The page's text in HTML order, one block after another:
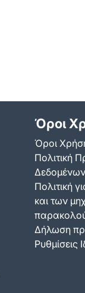
Όροι
Όροι
Πολιτική
Δεδομένων
Πολιτική
και των
Δήλωση
Ρυθμίσεις